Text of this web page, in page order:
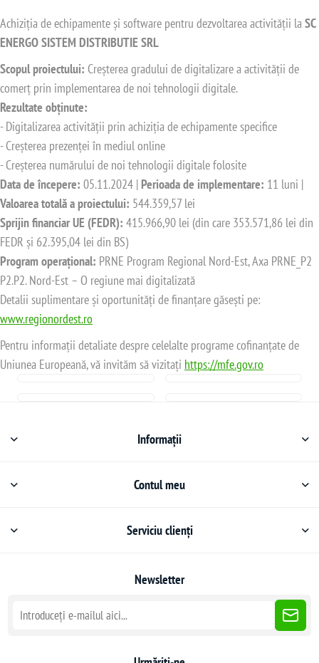
Achiziția de echipamente și software pentru dezvoltarea activității laSC
ENERGO SISTEM DISTRIBUTIE SRL
Scopul proiectului: Creșterea gradului de digitalizare a activității de
comerț prin implementarea de noi tehnologii digitale.
Rezultate obținute:
- Digitalizarea activității prin achiziția de echipamente specifice
- Creșterea prezenței în mediul online
- Creșterea numărului de noi tehnologii digitale folosite
Data de începere: 05.11.2024 | Perioada de implementare: 11 luni |
Valoarea totală a proiectului: 544.359,57 lei
Sprijin financiar UE (FEDR): 415.966,90 lei (din care 353.571,86 lei din
FEDR și 62.395,04 lei din BS)
Program operațional: PRNE Program Regional Nord-Est, Axa PRNE_P2
P2.P2. Nord-Est – O regiune mai digitalizată
Detalii suplimentare și oportunități de finanțare găsești pe:
www.regionordest.ro
Pentru informații detaliate despre celelalte programe cofinanțate de
Uniunea Europeană, vă invităm să vizitați https://mfe.gov.ro
Informații
Contul meu
Serviciu clienți
Newsletter